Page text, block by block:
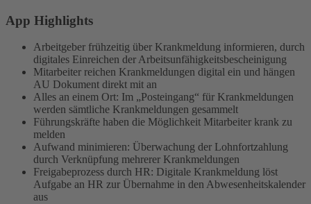
App Highlights
Arbeitgeber frühzeitig über Krankmeldung informieren, durch
digitales Einreichen der Arbeitsunfähigkeitsbescheinigung
Mitarbeiter reichen Krankmeldungen digital ein und hängen
AU Dokument direkt mit an
Alles an einem Ort: Im „Posteingang“ für Krankmeldungen
werden sämtliche Krankmeldungen gesammelt
Führungskräfte haben die Möglichkeit Mitarbeiter krank zu
melden
Aufwand minimieren: Überwachung der Lohnfortzahlung
durch Verknüpfung mehrerer Krankmeldungen
Freigabeprozess durch HR: Digitale Krankmeldung löst
Aufgabe an HR zur Übernahme in den Abwesenheitskalender
aus